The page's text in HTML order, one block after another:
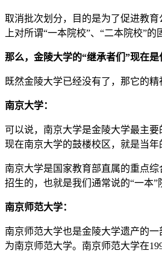
取消批次划分，目的是为了促进教
上对所谓“一本院校”、“二本院校”
那么，金陵大学的“继承者们”现在是
既然金陵大学已经没有了，那它的
南京大学：
可以说，南京大学是金陵大学最主
现在南京大学的鼓楼校区，就是当
南京大学是国家教育部直属的重点
招生的，也就是我们通常说的“一本”
南京师范大学：
南京师范大学也是金陵大学遗产的
为南京师范大学。南京师范大学在